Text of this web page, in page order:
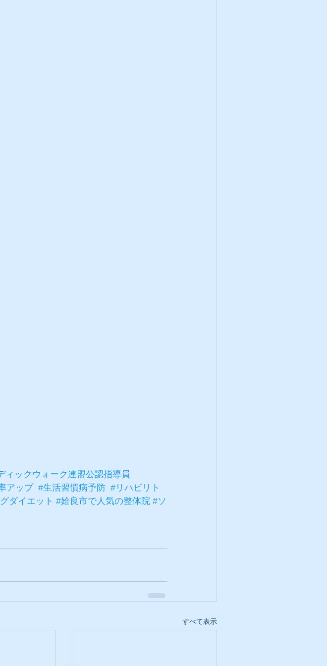
ィックウォーク連盟公認指導員
アップ #生活習慣病予防 #リハビリト
ダイエット #姶良市で人気の整体院 #ソ
すべて表示